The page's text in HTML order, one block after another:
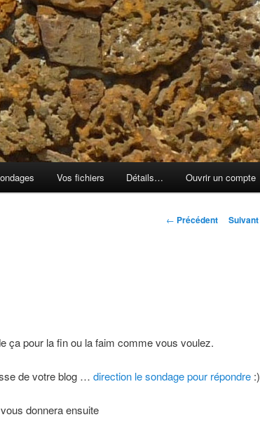
Vos fichiers Détails… Ouvrir un compte
Navigation
← Précédent Suivant
ça pour la fin ou la faim comme vous voulez.
de votre blog …direction le sondage pour répondre :)
donnera ensuite